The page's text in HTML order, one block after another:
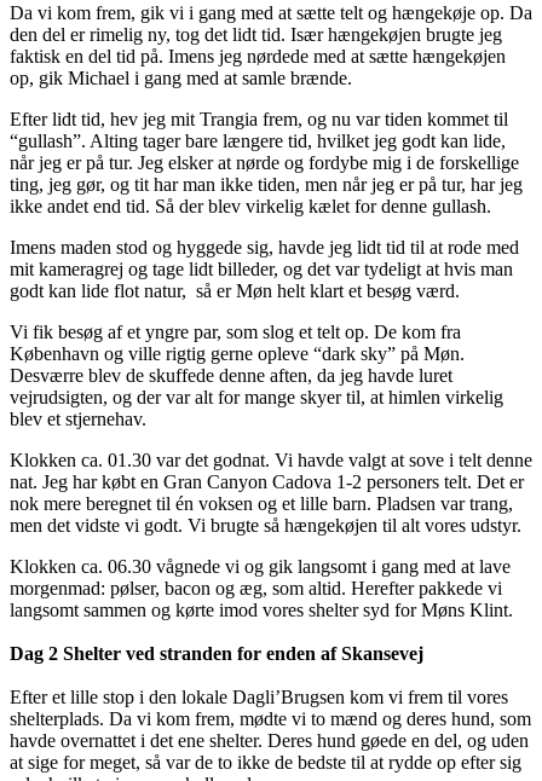
Da vi kom frem, gik vi i gang med at sætte telt og hængekøje op. Da
den del er rimelig ny, tog det lidt tid. Især hængekøjen brugte jeg
faktisk en del tid på. Imens jeg nørdede med at sætte hængekøjen
op, gik Michael i gang med at samle brænde.
Efter lidt tid, hev jeg mit Trangia frem, og nu var tiden kommet til
“gullash”. Alting tager bare længere tid, hvilket jeg godt kan lide,
når jeg er på tur. Jeg elsker at nørde og fordybe mig i de forskellige
ting, jeg gør, og tit har man ikke tiden, men når jeg er på tur, har jeg
ikke andet end tid. Så der blev virkelig kælet for denne gullash.
Imens maden stod og hyggede sig, havde jeg lidt tid til at rode med
mit kameragrej og tage lidt billeder, og det var tydeligt at hvis man
godt kan lide flot natur, så er Møn helt klart et besøg værd.
Vi fik besøg af et yngre par, som slog et telt op. De kom fra
København og ville rigtig gerne opleve “dark sky” på Møn.
Desværre blev de skuffede denne aften, da jeg havde luret
vejrudsigten, og der var alt for mange skyer til, at himlen virkelig
blev et stjernehav.
Klokken ca. 01.30 var det godnat. Vi havde valgt at sove i telt denne
nat. Jeg har købt en Gran Canyon Cadova 1-2 personers telt. Det er
nok mere beregnet til én voksen og et lille barn. Pladsen var trang,
men det vidste vi godt. Vi brugte så hængekøjen til alt vores udstyr.
Klokken ca. 06.30 vågnede vi og gik langsomt i gang med at lave
morgenmad: pølser, bacon og æg, som altid. Herefter pakkede vi
langsomt sammen og kørte imod vores shelter syd for Møns Klint.
Dag 2 Shelter ved stranden for enden af Skansevej
Efter et lille stop i den lokale Dagli’Brugsen kom vi frem til vores
shelterplads. Da vi kom frem, mødte vi to mænd og deres hund, som
havde overnattet i det ene shelter. Deres hund gøede en del, og uden
at sige for meget, så var de to ikke de bedste til at rydde op efter sig